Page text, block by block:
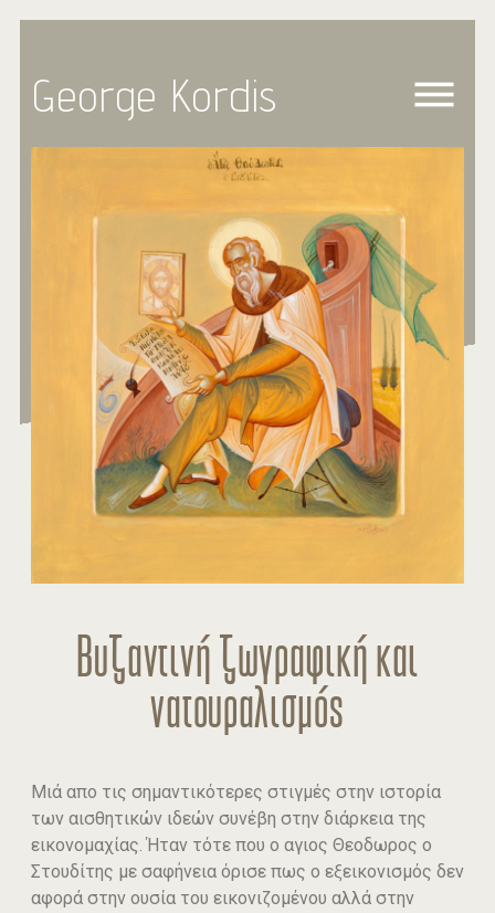
George Kordis
Βυζαντινή ζωγραφική και
νατουραλισμός
Μιά απο τις σημαντικότερες στιγμές στην ιστορία
των αισθητικών ιδεών συνέβη στην διάρκεια της
εικονομαχίας. Ήταν τότε που ο αγιος Θεοδωρος ο
Στουδίτης με σαφήνεια όρισε πως ο εξεικονισμός δεν
αφορά στην ουσία του εικονιζομένου αλλά στην